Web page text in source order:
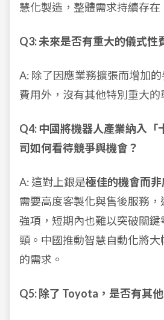
慧化製造，整體需求持續存在
Q3: 未來是否有重大的儀式性
A: 除了因應業務擴張而增加
費用外，沒有其他特別重大的
Q4: 中國將機器人產業納入「
司如何看待競爭與機會？
A: 這對上銀是極佳的機會而非
需要高度客製化與售後服務
強項，短期內也難以突破關
頸。中國推動智慧自動化將
的需求。
Q5: 除了 Toyota，是否有其